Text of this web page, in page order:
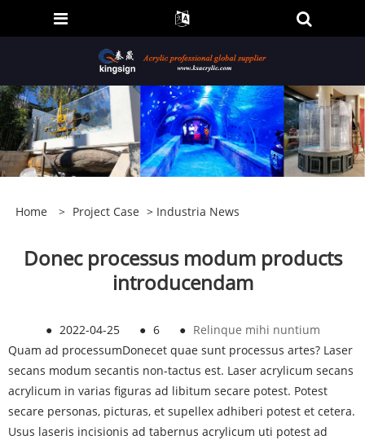
Home > Project Case > Industria News
Donec processus modum products
introducendam
● 2022-04-25 ● 6 ● Relinque mihi nuntium
Quam ad processumDonecet quae sunt processus artes? Laser
secans modum secantis non-tactus est. Laser acrylicum secans
acrylicum in varias figuras ad libitum secare potest. Potest
secare personas, picturas, et supellex adhiberi potest et cetera.
Usus laseris incisionis ad tabernus acrylicum uti potest ad